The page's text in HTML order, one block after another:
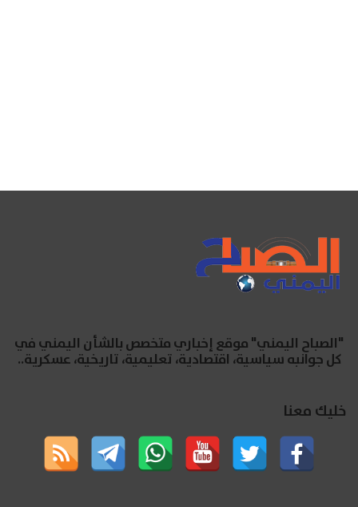
"الصباح اليمني" موقع إخباري متخصص بالشأن اليمني في
كل جوانبه سياسية، اقتصادية، تعليمية، تاريخية، عسكرية..
خليك معنا